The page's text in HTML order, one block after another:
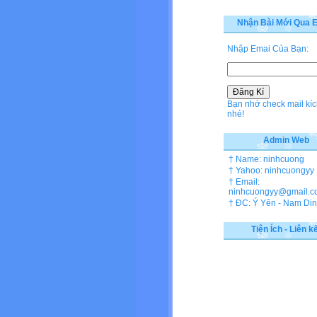
Nhận Bài Mới Qua
Nhập Emai Của Bạn:
Bạn nhớ check mail
nhé!
Admin Web
† Name: ninhcuong
† Yahoo: ninhcuongyy
† Email:
† ĐC: Ý Yên - Nam
Tiện Ích - Liên